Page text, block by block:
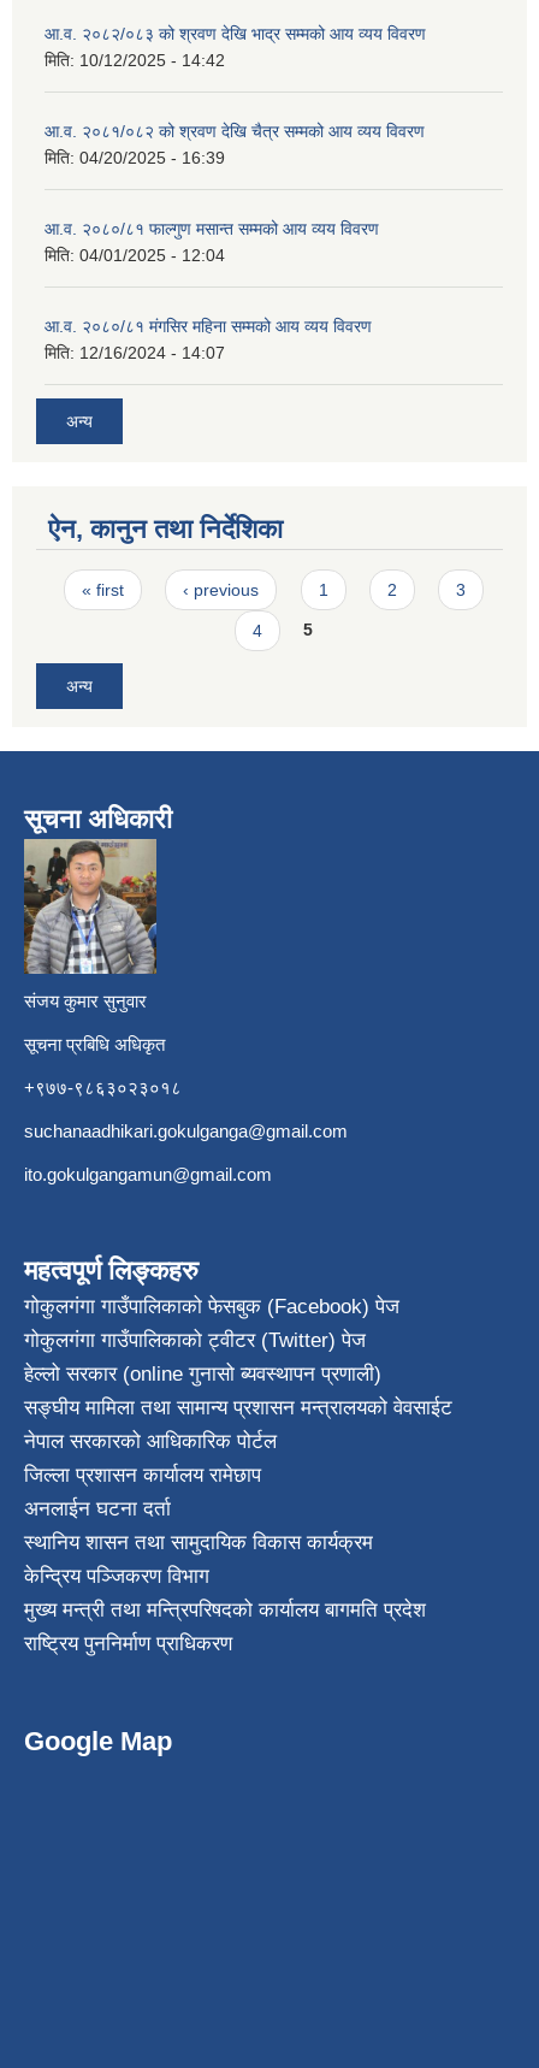
आ.व. २०८२/०८३ को श्रवण देखि भाद्र सम्मको आय व्यय विवरण
मिति: 10/12/2025 - 14:42
आ.व. २०८१/०८२ को श्रवण देखि चैत्र सम्मको आय व्यय विवरण
मिति: 04/20/2025 - 16:39
आ.व. २०८०/८१ फाल्गुण मसान्त सम्मको आय व्यय विवरण
मिति: 04/01/2025 - 12:04
आ.व. २०८०/८१ मंगसिर महिना सम्मको आय व्यय विवरण
मिति: 12/16/2024 - 14:07
अन्य
ऐन, कानुन तथा निर्देशिका
Pages
« first ‹ previous 1 2 3
4 5
अन्य
सूचना अधिकारी
संजय कुमार सुनुवार
सूचना प्रबिधि अधिकृत
+९७७-९८६३०२३०१८
suchanaadhikari.gokulganga@gmail.com
ito.gokulgangamun@gmail.com
महत्वपूर्ण लिङ्कहरु
गोकुलगंगा गाउँपालिकाको फेसबुक (Facebook) पेज
गोकुलगंगा गाउँपालिकाको ट्वीटर (Twitter) पेज
हेल्लो सरकार (online गुनासो ब्यवस्थापन प्रणाली)
सङ्घीय मामिला तथा सामान्य प्रशासन मन्त्रालयको वेवसाईट
नेपाल सरकारको आधिकारिक पोर्टल
जिल्ला प्रशासन कार्यालय रामेछाप
अनलाईन घटना दर्ता
स्थानिय शासन तथा सामुदायिक विकास कार्यक्रम
केन्द्रिय पञ्जिकरण विभाग
मुख्य मन्त्री तथा मन्त्रिपरिषदको कार्यालय बागमति प्रदेश
राष्ट्रिय पुननिर्माण प्राधिकरण
Google Map